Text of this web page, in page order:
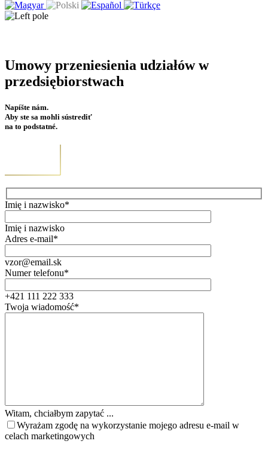
Umowy przeniesienia udziałów w
przedsiębiorstwach
Napíšte nám.
Aby ste sa mohli sústrediť
na to podstatné.
Imię i nazwisko*
Imię i nazwisko
Adres e-mail*
vzor@email.sk
Numer telefonu*
+421 111 222 333
Twoja wiadomość*
Witam, chciałbym zapytać ...
Wyrażam zgodę na wykorzystanie mojego adresu e-mail w
celach marketingowych